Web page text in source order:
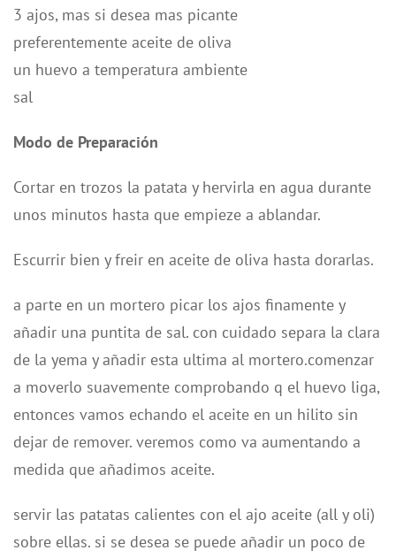
3 ajos, mas si desea mas picante
preferentemente aceite de oliva
un huevo a temperatura ambiente
sal
Modo de Preparación
Cortar en trozos la patata y hervirla en agua durante
unos minutos hasta que empieze a ablandar.
Escurrir bien y freir en aceite de oliva hasta dorarlas.
a parte en un mortero picar los ajos finamente y
añadir una puntita de sal. con cuidado separa la clara
de la yema y añadir esta ultima al mortero.comenzar
a moverlo suavemente comprobando q el huevo liga,
entonces vamos echando el aceite en un hilito sin
dejar de remover. veremos como va aumentando a
medida que añadimos aceite.
servir las patatas calientes con el ajo aceite (all y oli)
sobre ellas. si se desea se puede añadir un poco de